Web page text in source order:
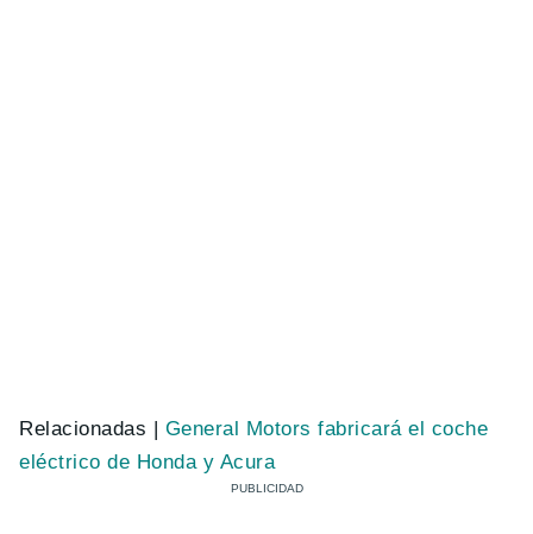
Relacionadas | General Motors fabricará el coche
eléctrico de Honda y Acura